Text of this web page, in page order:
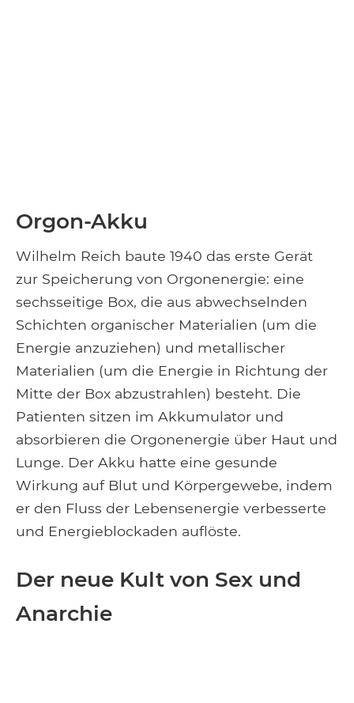
Orgon-Akku
Wilhelm Reich baute 1940 das erste Gerät
zur Speicherung von Orgonenergie: eine
sechsseitige Box, die aus abwechselnden
Schichten organischer Materialien (um die
Energie anzuziehen) und metallischer
Materialien (um die Energie in Richtung der
Mitte der Box abzustrahlen) besteht. Die
Patienten sitzen im Akkumulator und
absorbieren die Orgonenergie über Haut und
Lunge. Der Akku hatte eine gesunde
Wirkung auf Blut und Körpergewebe, indem
er den Fluss der Lebensenergie verbesserte
und Energieblockaden auflöste.
Der neue Kult von Sex und
Anarchie